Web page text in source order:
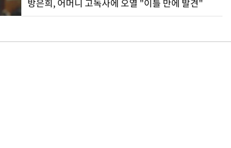
방은희, 어머니 고독사에 오열 "이틀 만에 발견"